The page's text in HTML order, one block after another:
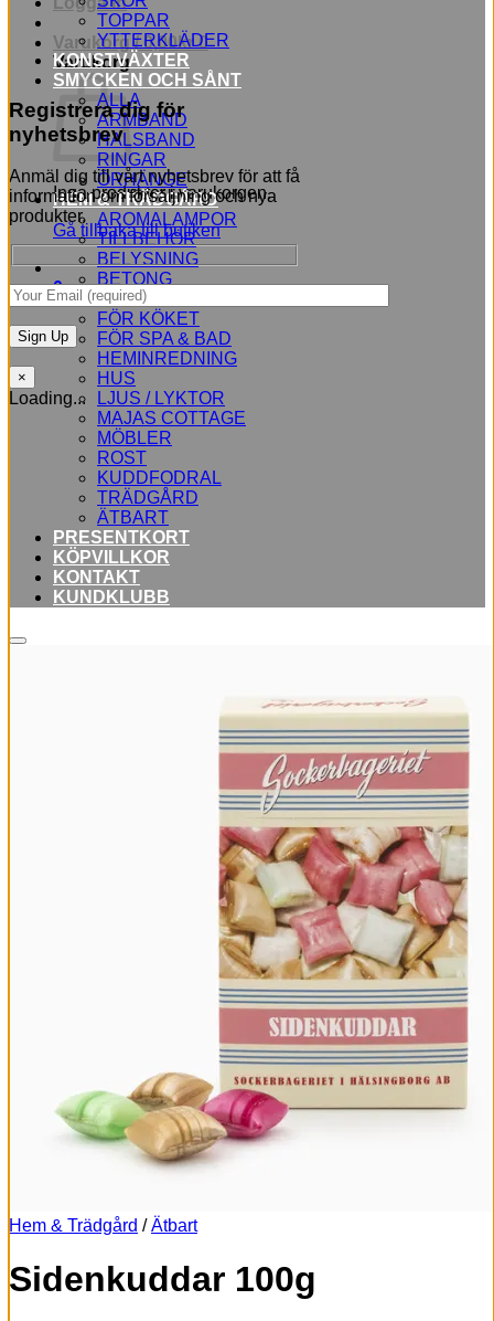
Registrera dig för
nyhetsbrev
Anmäl dig till vårt nyhetsbrev för att få
information om försäljning och nya
produkter.
×
Loading...
Varukorg /0,00kr 0
Varukorg
Inga produkter i varukorgen.
Gå tillbaka till butiken
0
TOPPAR
YTTERKLÄDER
KONSTVÄXTER
SMYCKEN OCH SÅNT
ALLA
ARMBAND
HALSBAND
RINGAR
ÖRHÄNGE
HEM & TRÄDGÅRD
AROMALAMPOR
TILLBEHÖR
BELYSNING
BETONG
BLOMMOR
FÖR KÖKET
FÖR SPA & BAD
HEMINREDNING
HUS
LJUS / LYKTOR
MAJAS COTTAGE
MÖBLER
ROST
KUDDFODRAL
TRÄDGÅRD
ÄTBART
PRESENTKORT
KÖPVILLKOR
KONTAKT
KUNDKLUBB
Hem & Trädgård / Ätbart
Sidenkuddar 100g